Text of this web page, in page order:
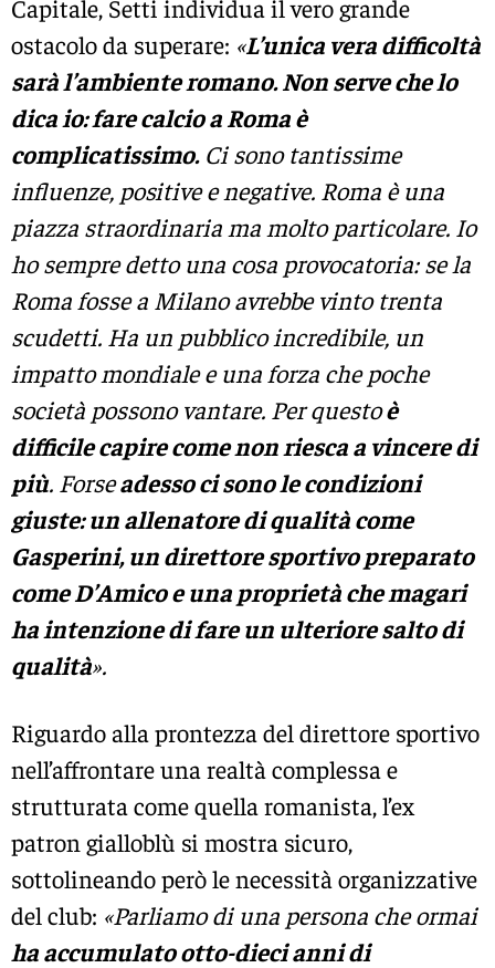
Capitale, Setti individua il vero grande
ostacolo da superare: «L’unica vera difficoltà
sarà l’ambiente romano. Non serve che lo
dica io: fare calcio a Roma è
complicatissimo.Ci sono tantissime
influenze, positive e negative. Roma è una
piazza straordinaria ma molto particolare. Io
ho sempre detto una cosa provocatoria: se la
Roma fosse a Milano avrebbe vinto trenta
scudetti. Ha un pubblico incredibile, un
impatto mondiale e una forza che poche
società possono vantare. Per questoè
difficile capire come non riesca a vincere di
più. Forseadesso ci sono le condizioni
giuste: un allenatore di qualità come
Gasperini, un direttore sportivo preparato
come D’Amico e una proprietà che magari
ha intenzione di fare un ulteriore salto di
qualità».
Riguardo alla prontezza del direttore sportivo
nell’affrontare una realtà complessa e
strutturata come quella romanista, l’ex
patron gialloblù si mostra sicuro,
sottolineando però le necessità organizzative
del club: «Parliamo di una persona che ormai
ha accumulato otto-dieci anni di